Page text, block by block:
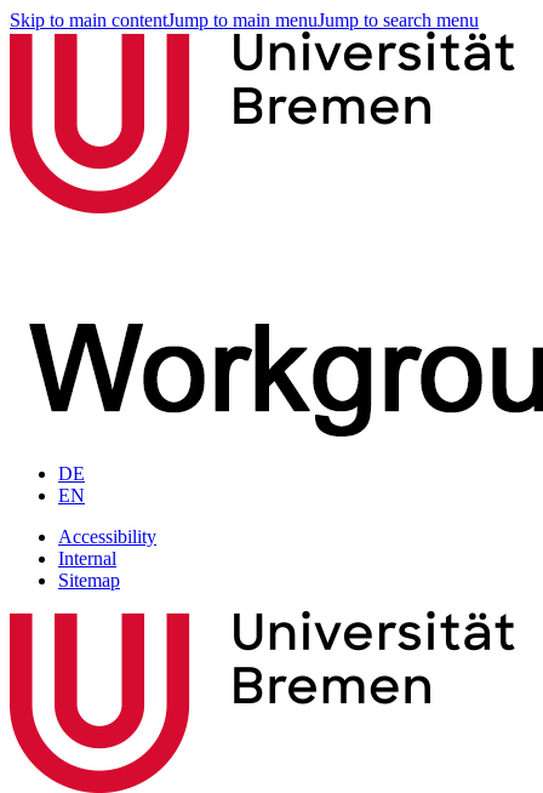
Skip to main contentJump to main menuJump to search menu
DE
EN
Accessibility
Internal
Sitemap